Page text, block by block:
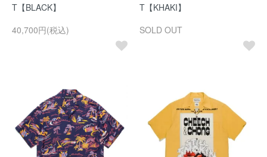
T【BLACK】
40,700円(税込)
T【KHAKI】
SOLD OUT